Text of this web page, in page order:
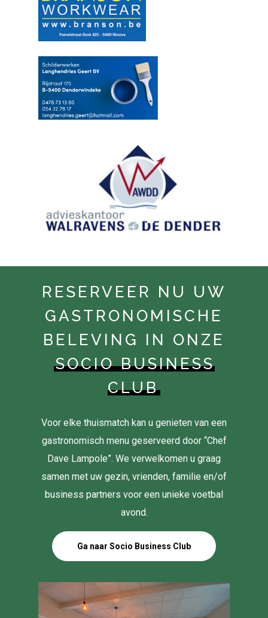
RESERVEER NU UW
GASTRONOMISCHE
BELEVING IN ONZE
SOCIO BUSINESS
CLUB
Voor elke thuismatch kan u genieten van een
gastronomisch menu geserveerd door “Chef
Dave Lampole”. We verwelkomen u graag
samen met uw gezin, vrienden, familie en/of
business partners voor een unieke voetbal
avond.
Ga naar Socio Business Club